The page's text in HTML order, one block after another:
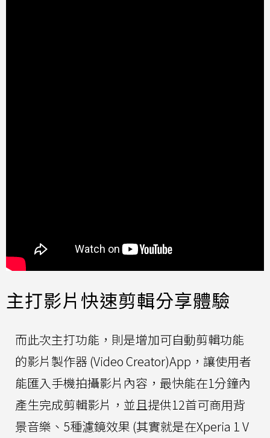
主打影片快速剪輯分享體驗
而此次主打功能，則是增加可自動剪輯功能
的影片製作器 (Video Creator)App，讓使用者
能匯入手機拍攝影片內容，最快能在1分鐘內
產生完成剪輯影片，並且提供12首可商用背
景音樂、5種濾鏡效果 (其實就是在Xperia 1 V